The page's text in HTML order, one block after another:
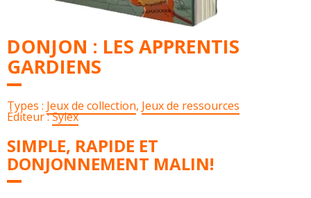
DONJON : LES APPRENTIS
GARDIENS
Types : Jeux de collection, Jeux de ressources
Éditeur :Sylex
SIMPLE, RAPIDE ET
DONJONNEMENT MALIN!